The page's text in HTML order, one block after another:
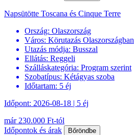
Napsütötte Toscana és Cinque Terre
Ország: Olaszország
Város: Körutazás Olaszországban
Utazás módja: Busszal
Ellátás: Reggeli
Szálláskategória: Program szerint
Szobatípus: Kétágyas szoba
Időtartam: 5 éj
Időpont: 2026-08-18 | 5 éj
már 230.000 Ft-tól
Időpontok és árak
Bőröndbe